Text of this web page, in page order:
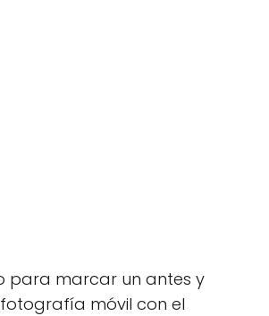
para marcar un antes y
móvil con el